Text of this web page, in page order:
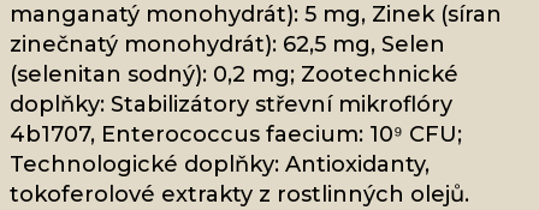
manganatý monohydrát): 5 mg, Zinek (síran
zinečnatý monohydrát): 62,5 mg, Selen
(selenitan sodný): 0,2 mg; Zootechnické
doplňky: Stabilizátory střevní mikroflóry
4b1707, Enterococcus faecium: 10⁹ CFU;
Technologické doplňky: Antioxidanty,
tokoferolové extrakty z rostlinných olejů.